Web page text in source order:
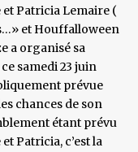
et Patricia Lemaire (
et Houffalloween
a organisé sa
samedi 23 juin
prévue
chances de son
étant prévu
Patricia, c’est la